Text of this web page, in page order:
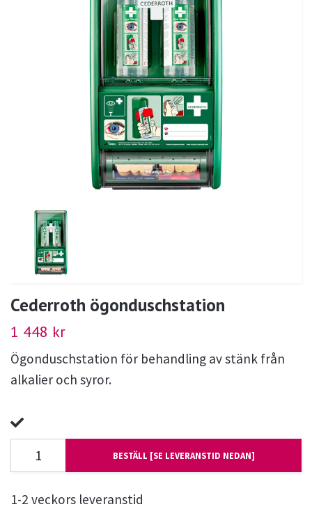
Cederroth ögonduschstation
1 448 kr
Ögonduschstation för behandling av stänk från
alkalier och syror.
BESTÄLL [SE LEVERANSTID NEDAN]
1-2 veckors leveranstid